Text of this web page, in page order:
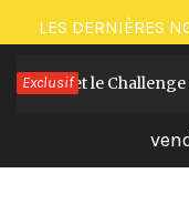
Passer
au
contenu
LES DERNIÈRES
Exclusif
Le livre et le